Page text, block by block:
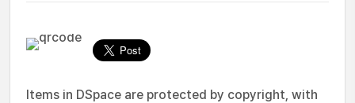
Items in DSpace are protected by copyright, with